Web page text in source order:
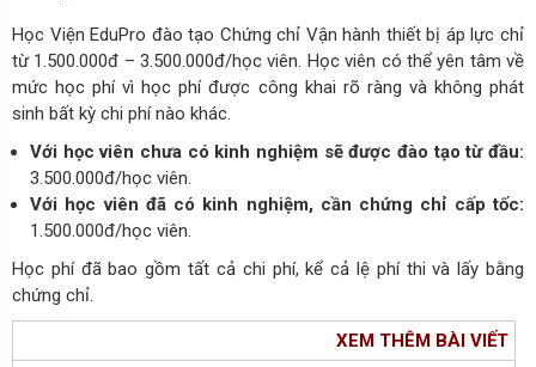
Học Viện EduPro đào tạo Chứng chỉ Vận hành thiết bị áp lực chỉ
từ 1.500.000đ – 3.500.000đ/học viên. Học viên có thể yên tâm về
mức học phí vì học phí được công khai rõ ràng và không phát
sinh bất kỳ chi phí nào khác.
Với học viên chưa có kinh nghiệm sẽ được đào tạo từ đầu:
3.500.000đ/học viên.
Với học viên đã có kinh nghiệm, cần chứng chỉ cấp tốc:
1.500.000đ/học viên.
Học phí đã bao gồm tất cả chi phí, kể cả lệ phí thi và lấy bằng
chứng chỉ.
XEM THÊM BÀI VIẾT